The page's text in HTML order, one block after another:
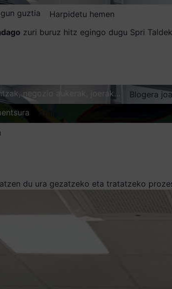
guztia
Harpidetu hemen
zuri buruz hitz egingo dugu Spri
negozio aukerak, joerak…
Blogera
du ura gezatzeko eta tratatzeko